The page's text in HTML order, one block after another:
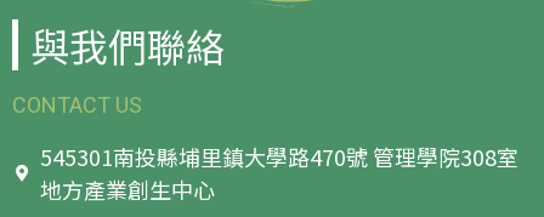
與我們聯絡
CONTACT US
545301南投縣埔里鎮大學路470號 管理學院308室
地方產業創生中心